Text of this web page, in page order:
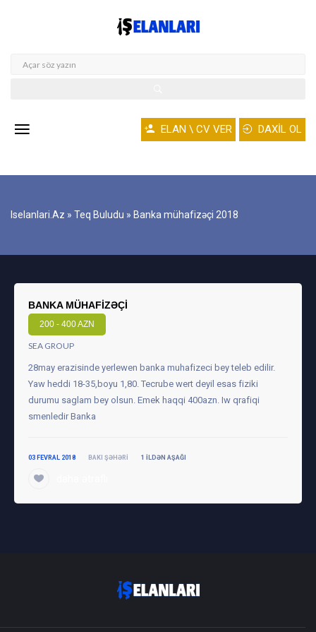
ELAN \ CV VER DAXİL OL
Iselanlari.az » Teq Buludu » Banka mühafizəçi 2018
BANKA MÜHAFIZƏÇI
200 - 400 AZN
SEA GROUP
28may erazisinde yerlewen banka muhafizeci bey teleb edilir.
Yaw heddi 18-35,boyu 1,80. Tecrube wert deyil esas fiziki
durumu saglam bey olsun. Emek haqqi 400azn. Iw qrafiqi
smenledir Banka
03 FEVRAL 2018 BAKI ŞƏHƏRI 1 ILDƏN AŞAĞI